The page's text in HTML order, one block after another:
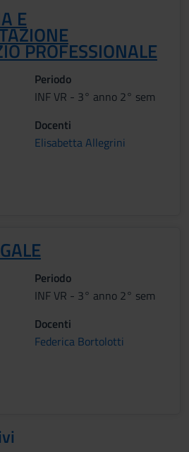
E
PROFESSIONALE
Periodo
INF VR - 3° anno 2° sem
Docenti
Elisabetta Allegrini
Periodo
INF VR - 3° anno 2° sem
Docenti
Federica Bortolotti